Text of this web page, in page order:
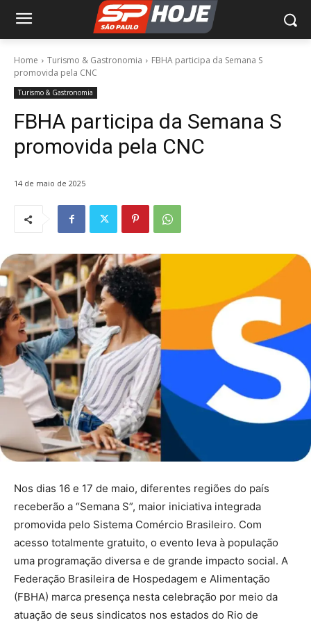
Home Turismo & Gastronomia
FBHA participa da Semana S
promovida pela CNC
Turismo & Gastronomia
FBHA participa da Semana S
promovida pela CNC
14 de maio de 2025
Nos dias 16 e 17 de maio, diferentes regiões do país
receberão a “Semana S”, maior iniciativa integrada
promovida pelo Sistema Comércio Brasileiro. Com
acesso totalmente gratuito, o evento leva à população
uma programação diversa e de grande impacto social. A
Federação Brasileira de Hospedagem e Alimentação
(FBHA) marca presença nesta celebração por meio da
atuação de seus sindicatos nos estados do Rio de